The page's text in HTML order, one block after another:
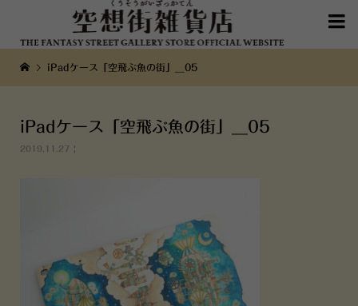

iPadケース「空飛ぶ魚の街」__05
iPadケース「空飛ぶ魚の街」__05
2019.11.27